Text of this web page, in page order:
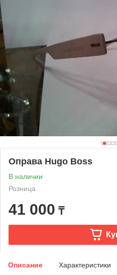
Оправа Hugo Воss
В наличии
Розница
41 000 ₸
Описание Характеристики